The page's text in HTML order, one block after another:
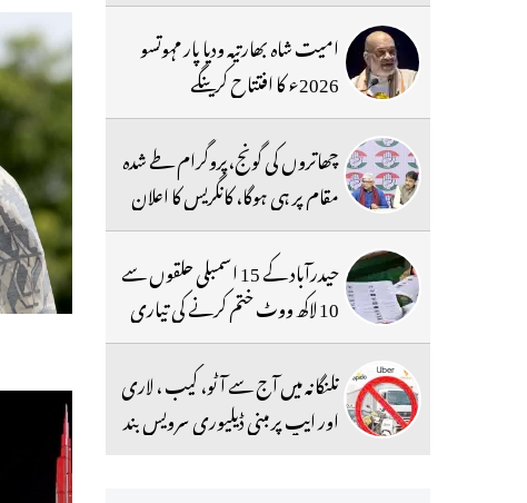
امیت شاہ بھارتیہ ودیا پار مہوتسو
2026ء کا افتتاح کرینگے
چھاتروں کی گونج،پروگرام طے شدہ
مقام پر ہی ہوگا، کانگریس کا اعلان
حیدرآباد کے 15 اسمبلی حلقوں سے
10 لاکھ ووٹ ختم کرنے کی تیاری
تلنگانہ میں آج سے آٹو، کیب ، لاری
اور ایپ پر مبنی ڈیلیوری سرویس بند